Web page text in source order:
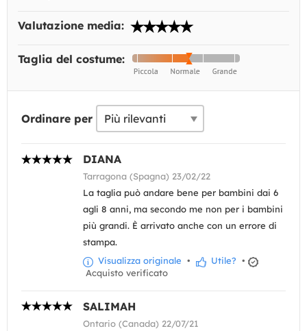
Valutazione media:
Taglia del costume:
Ordinare per
DIANA
Tarragona (Spagna) 23/02/22
La taglia può andare bene per bambini dai 6
agli 8 anni, ma secondo me non per i bambini
più grandi. È arrivato anche con un errore di
stampa.
Visualizza originale • Utile? •
Acquisto verificato
SALIMAH
Ontario (Canada) 22/07/21